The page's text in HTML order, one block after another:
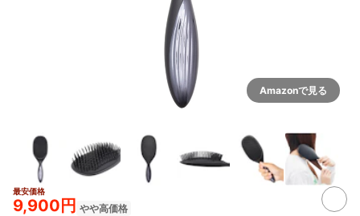
Amazonで見る
最安価格
9,900円 やや高価格